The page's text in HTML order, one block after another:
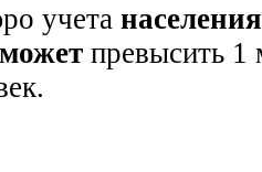
учета населения
может превысить 1